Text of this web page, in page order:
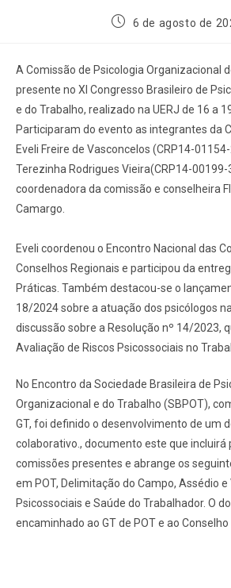
6 de agosto de
A Comissão de Psicologia Organizacional
presente no XI Congresso Brasileiro de
e do Trabalho, realizado na UERJ de 16 a
Participaram do evento as integrantes da
Eveli Freire de Vasconcelos (CRP14-
Terezinha Rodrigues Vieira(CRP14-
coordenadora da comissão e conselheira
Camargo.
Eveli coordenou o Encontro Nacional das
Conselhos Regionais e participou da
Práticas. Também destacou-se o
18/2024 sobre a atuação dos psicólogos
discussão sobre a Resolução nº 14/2023,
Avaliação de Riscos Psicossociais no
No Encontro da Sociedade Brasileira de
Organizacional e do Trabalho (SBPOT),
GT, foi definido o desenvolvimento de um
colaborativo., documento este que incluirá
comissões presentes e abrange os
em POT, Delimitação do Campo, Assédio e
Psicossociais e Saúde do Trabalhador. O
encaminhado ao GT de POT e ao Conselho